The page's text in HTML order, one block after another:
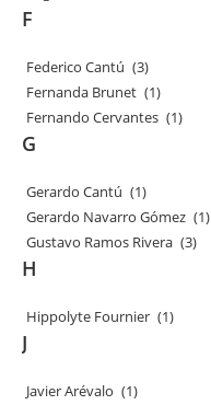
F
Federico Cantú (3)
Fernanda Brunet (1)
Fernando Cervantes (1)
G
Gerardo Cantú (1)
Gerardo Navarro Gómez (1)
Gustavo Ramos Rivera (3)
H
Hippolyte Fournier (1)
J
Javier Arévalo (1)